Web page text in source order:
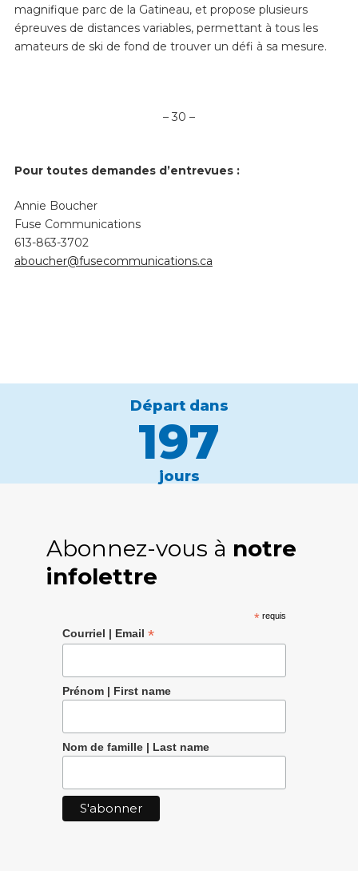
magnifique parc de la Gatineau, et propose plusieurs
épreuves de distances variables, permettant à tous les
amateurs de ski de fond de trouver un défi à sa mesure.
– 30 –
Pour toutes demandes d’entrevues :
Annie Boucher
Fuse Communications
613-863-3702
aboucher@fusecommunications.ca
Départ dans
197
jours
Abonnez-vous à notre
infolettre
* requis
Courriel | Email *
Prénom | First name
Nom de famille | Last name